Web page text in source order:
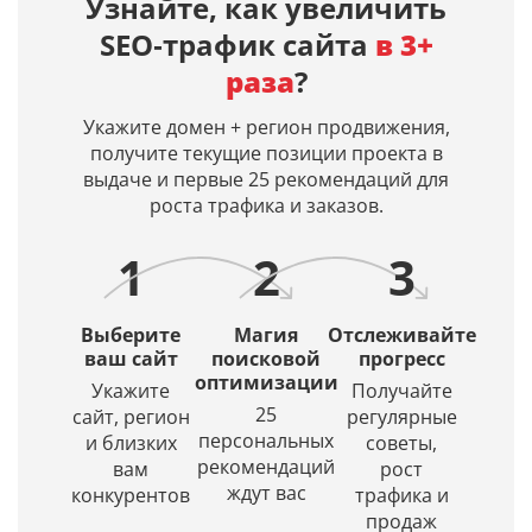
заданным
поисковым
Яндекс
Google.
Получение
выбором
региона
заданной
глубине
проверки
ИИ‑ответы
по
вашим
запросам
и
входит
ли
ваш
в их
источники.
Midjourney,
Dall-
E 3,
AI.
Просто
введите
описание
искусственный
интеллект
создаст
красивое
и
уникальное
изображение.
дату
дату
кэша
страницы
SEO‑трафик сайта в 3+
раза?
Укажите домен + регион продвижения,
получите текущие позиции проекта в
выдаче и первые 25 рекомендаций для
роста трафика и заказов.
1
Выберите
ваш сайт
Укажите
сайт, регион
и близких
вам
конкурентов
2
Магия
поисковой
оптимизации
25
персональных
рекомендаций
ждут вас
3
Отслеживайте
прогресс
Получайте
регулярные
советы,
рост
трафика и
продаж